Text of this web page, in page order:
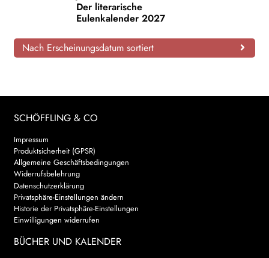
NEWSLETTER
Der literarische
Eulenkalender 2027
Nach Erscheinungsdatum sortiert
SCHÖFFLING & CO
Impressum
Produktsicherheit (GPSR)
Allgemeine Geschäftsbedingungen
Widerrufsbelehrung
Datenschutzerklärung
Privatsphäre-Einstellungen ändern
Historie der Privatsphäre-Einstellungen
Einwilligungen widerrufen
BÜCHER UND KALENDER